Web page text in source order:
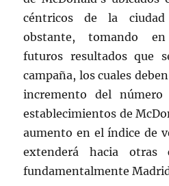
céntricos de la
obstante, tomando
futuros resultados que
campaña, los cuales
incremento del
establecimientos de
aumento en el índice de
extenderá hacia otras
fundamentalmente